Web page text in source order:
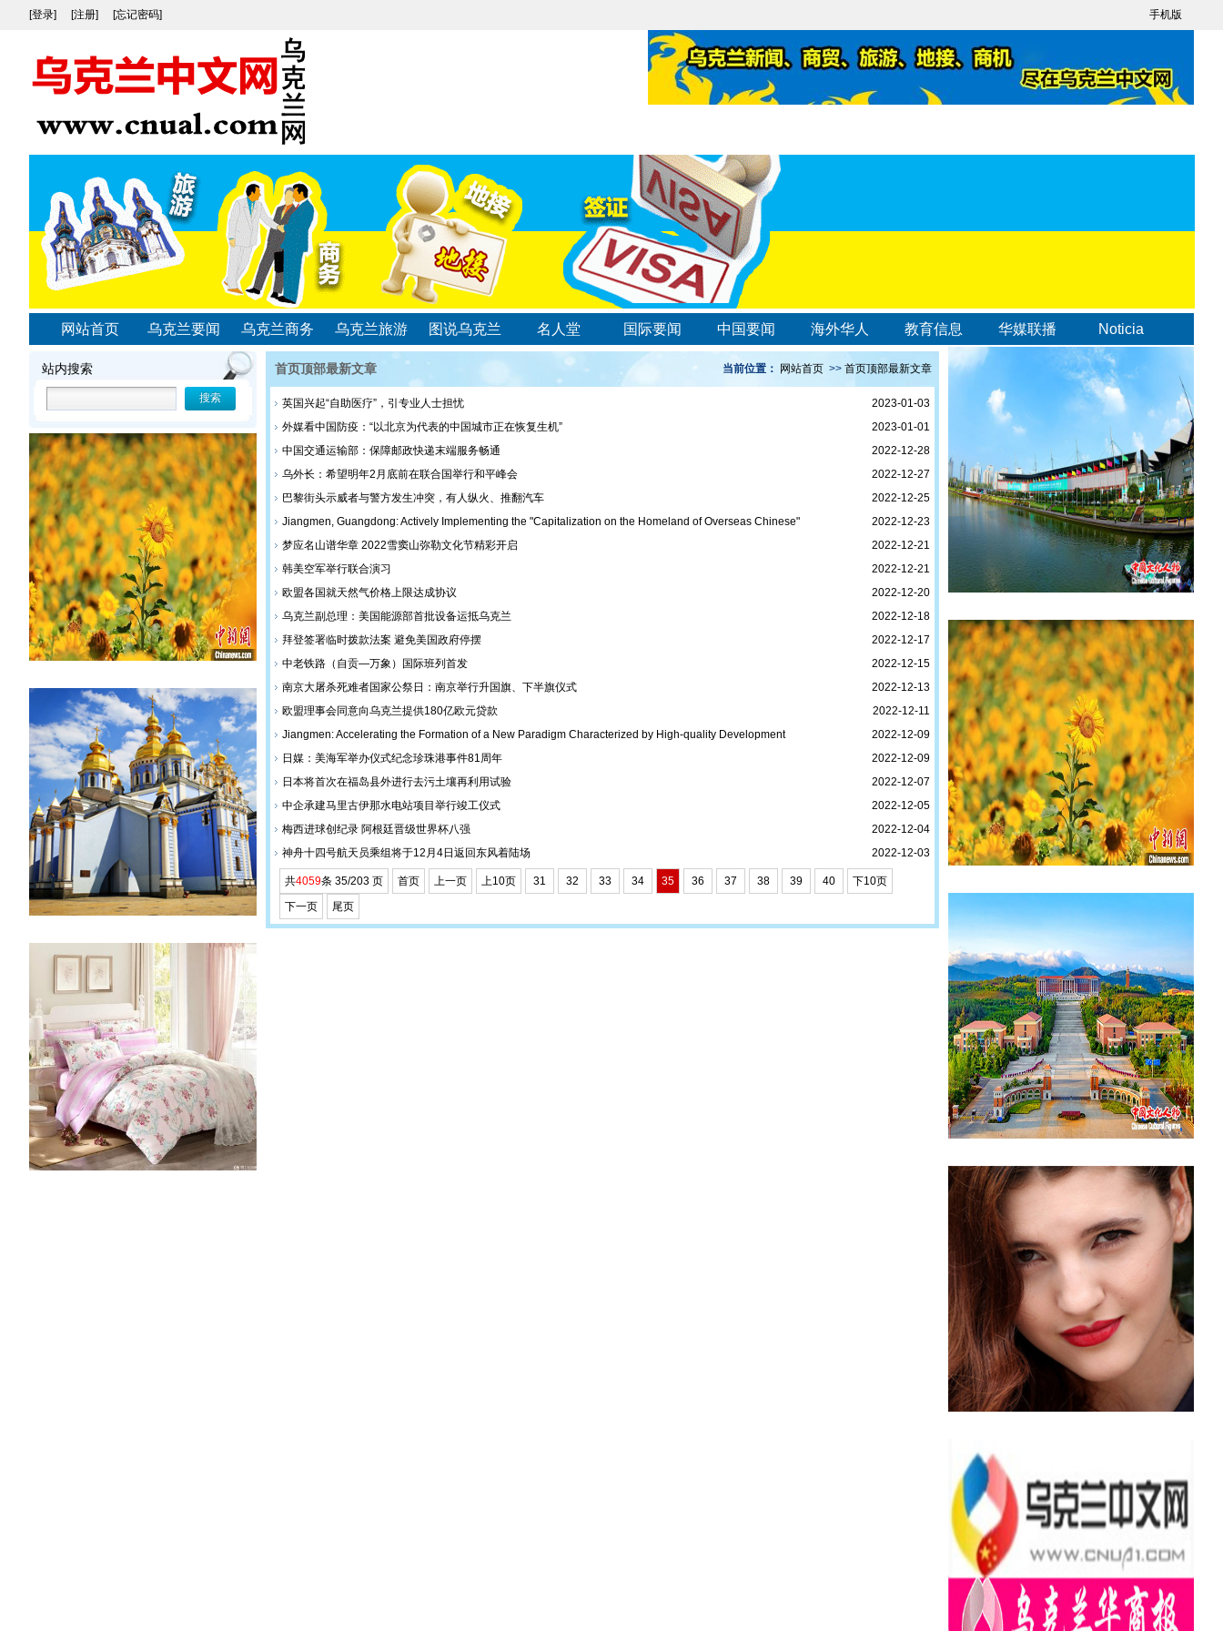
手机版
[登录] [注册] [忘记密码]
网站首页 乌克兰要闻 乌克兰商务 乌克兰旅游 图说乌克兰 名人堂 国际要闻 中国要闻 海外华人 教育信息 华媒联播 Noticia
站内搜索 当前位置： 网站首页 >> 首页顶部最新文章
首页顶部最新文章
2023-01-03
英国兴起“自助医疗”，引专业人士担忧
2023-01-01
外媒看中国防疫：“以北京为代表的中国城市正在恢复生机”
2022-12-28
中国交通运输部：保障邮政快递末端服务畅通
2022-12-27
乌外长：希望明年2月底前在联合国举行和平峰会
2022-12-25
巴黎街头示威者与警方发生冲突，有人纵火、推翻汽车
2022-12-23
Jiangmen, Guangdong: Actively Implementing the "Capitalization on the Homeland of Overseas Chinese"
2022-12-21
梦应名山谱华章 2022雪窦山弥勒文化节精彩开启
2022-12-21
韩美空军举行联合演习
2022-12-20
欧盟各国就天然气价格上限达成协议
2022-12-18
乌克兰副总理：美国能源部首批设备运抵乌克兰
2022-12-17
拜登签署临时拨款法案 避免美国政府停摆
2022-12-15
中老铁路（自贡—万象）国际班列首发
2022-12-13
南京大屠杀死难者国家公祭日：南京举行升国旗、下半旗仪式
2022-12-11
欧盟理事会同意向乌克兰提供180亿欧元贷款
2022-12-09
Jiangmen: Accelerating the Formation of a New Paradigm Characterized by High-quality Development
2022-12-09
日媒：美海军举办仪式纪念珍珠港事件81周年
2022-12-07
日本将首次在福岛县外进行去污土壤再利用试验
2022-12-05
中企承建马里古伊那水电站项目举行竣工仪式
2022-12-04
梅西进球创纪录 阿根廷晋级世界杯八强
2022-12-03
神舟十四号航天员乘组将于12月4日返回东风着陆场
共4059条 35/203 页 首页 上一页 上10页 31 32 33 34 35 36 37 38 39 40
下10页
下一页
尾页